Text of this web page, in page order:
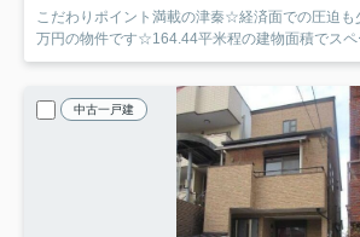
こだわりポイント満載の津秦☆経済面での圧迫
万円の物件です☆164.44平米程の建物面積でスペ
中古一戸建